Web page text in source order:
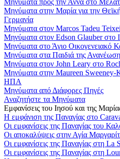
Μηνύματα στην Μαρία για την
Γερμανία
Μηνύματα στον Marcos Tadeu
Μηνύματα στον Edson Glauber στο
Μηνύματα στο Άγιο Οικογενειακό
Μηνύματα στα Παιδιά της
Μηνύματα στον John Leary στο
Μηνύματα στην Maureen
ΗΠΑ
Μηνύματα από Διάφορες Πηγές
Αναζητήστε τα Μηνύματα
Εμφανίσεις του Ιησού και της
Η εμφάνιση της Παναγίας στο
Οι εμφανίσεις της Παναγίας του
Οι αποκαλύψεις στην Αγία
Οι εμφανίσεις της Παναγίας στη La
Οι εμφανίσεις της Παναγίας στη